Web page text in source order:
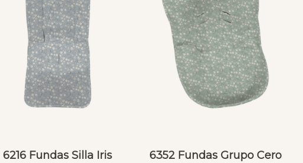
6216 Fundas Silla Iris
6352 Fundas Grupo Cero